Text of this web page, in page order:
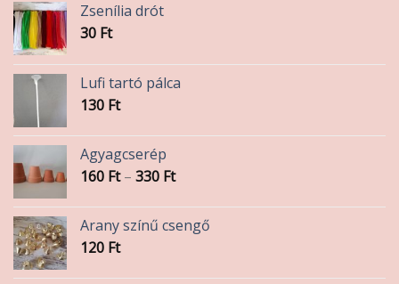
Zsenília drót
30 Ft
Lufi tartó pálca
130 Ft
Agyagcserép
160 Ft – 330 FtÁrtartomány:
-
330 Ft
Arany színű csengő
120 Ft